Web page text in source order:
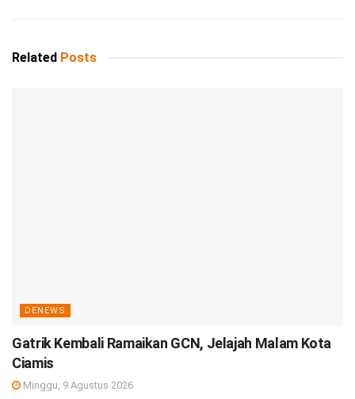
Related Posts
DENEWS
Gatrik Kembali Ramaikan GCN, Jelajah Malam Kota
Ciamis
Minggu, 9 Agustus 2026